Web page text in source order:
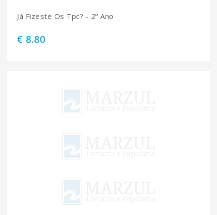
Já Fizeste Os Tpc? - 2º Ano
€ 8.80